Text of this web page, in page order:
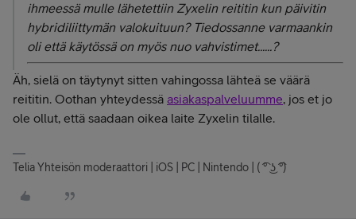
ihmeessä mulle lähetettiin Zyxelin reititin kun päivitin
hybridiliittymän valokuituun? Tiedossanne varmaankin
oli että käytössä on myös nuo vahvistimet......?
Äh, sielä on täytynyt sitten vahingossa lähteä se väärä
reititin. Oothan yhteydessä asiakaspalveluumme, jos et jo
ole ollut, että saadaan oikea laite Zyxelin tilalle.
Telia Yhteisön moderaattori | iOS | PC | Nintendo | ( ͡° ͜ʖ ͡°)